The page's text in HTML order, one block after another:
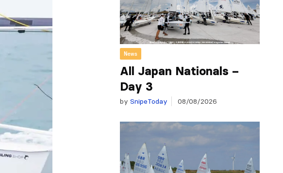
News
All Japan Nationals –
Day 3
by SnipeToday 08/08/2026